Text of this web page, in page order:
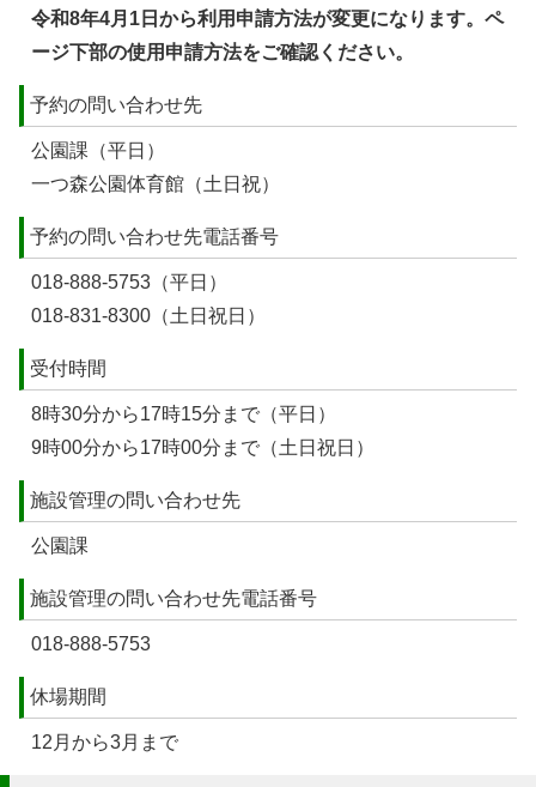
令和8年4月1日から利用申請方法が変更になります。ペ
ージ下部の使用申請方法をご確認ください。
予約の問い合わせ先
公園課（平日）
一つ森公園体育館（土日祝）
予約の問い合わせ先電話番号
018-888-5753（平日）
018-831-8300（土日祝日）
受付時間
8時30分から17時15分まで（平日）
9時00分から17時00分まで（土日祝日）
施設管理の問い合わせ先
公園課
施設管理の問い合わせ先電話番号
018-888-5753
休場期間
12月から3月まで